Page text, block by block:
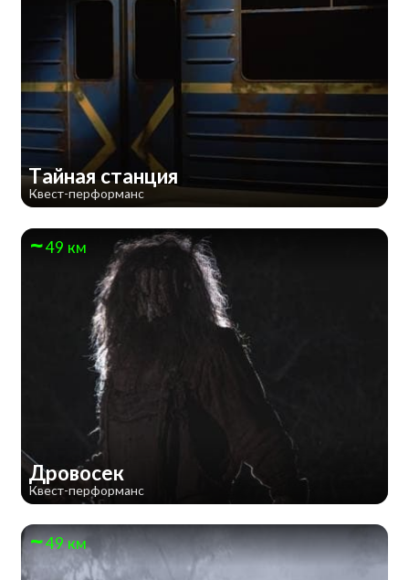
Тайная станция
Квест-перформанс
49 км
Дровосек
Квест-перформанс
49 км